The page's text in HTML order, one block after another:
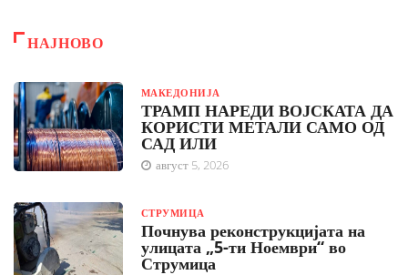
НАЈНОВО
МАКЕДОНИЈА
ТРАМП НАРЕДИ ВОЈСКАТА ДА
КОРИСТИ МЕТАЛИ САМО ОД
САД ИЛИ
август 5, 2026
СТРУМИЦА
Почнува реконструкцијата на
улицата „5-ти Ноември“ во
Струмица